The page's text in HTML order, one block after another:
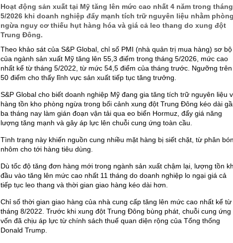
Hoạt động sản xuất tại Mỹ tăng lên mức cao nhất 4 năm trong tháng
5/2026 khi doanh nghiệp đẩy mạnh tích trữ nguyên liệu nhằm phòng
ngừa nguy cơ thiếu hụt hàng hóa và giá cả leo thang do xung đột
Trung Đông.
Theo khảo sát của S&P Global, chỉ số PMI (nhà quản trị mua hàng) sơ bộ
của ngành sản xuất Mỹ tăng lên 55,3 điểm trong tháng 5/2026, mức cao
nhất kể từ tháng 5/2022, từ mức 54,5 điểm của tháng trước. Ngưỡng trên
50 điểm cho thấy lĩnh vực sản xuất tiếp tục tăng trưởng.
S&P Global cho biết doanh nghiệp Mỹ đang gia tăng tích trữ nguyên liệu
hàng tồn kho phòng ngừa trong bối cảnh xung đột Trung Đông kéo dài
ba tháng nay làm gián đoạn vận tải qua eo biển Hormuz, đẩy giá năng
lượng tăng mạnh và gây áp lực lên chuỗi cung ứng toàn cầu.
Tình trạng này khiến nguồn cung nhiều mặt hàng bị siết chặt, từ phân
nhôm cho tới hàng tiêu dùng.
Dù tốc độ tăng đơn hàng mới trong ngành sản xuất chậm lại, lượng tồn
đầu vào tăng lên mức cao nhất 11 tháng do doanh nghiệp lo ngại giá cả
tiếp tục leo thang và thời gian giao hàng kéo dài hơn.
Chỉ số thời gian giao hàng của nhà cung cấp tăng lên mức cao nhất kể từ
tháng 8/2022. Trước khi xung đột Trung Đông bùng phát, chuỗi cung ứng
vốn đã chịu áp lực từ chính sách thuế quan diện rộng của Tổng thống
Donald Trump.